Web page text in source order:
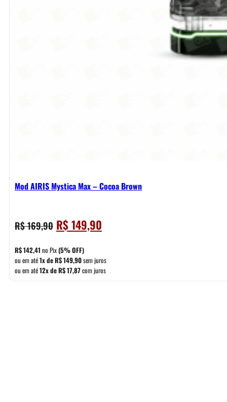
Mod AIRIS Mystica Max – Cocoa Brown
R$169,90 O
preço
original
era:
R$ 169,90.
R$149,90
preço
é:
R$ 149,90.
R$142,41 no Pix(5% OFF)
ou em até1x deR$149,90sem juros
ou em até12x deR$17,87com juros